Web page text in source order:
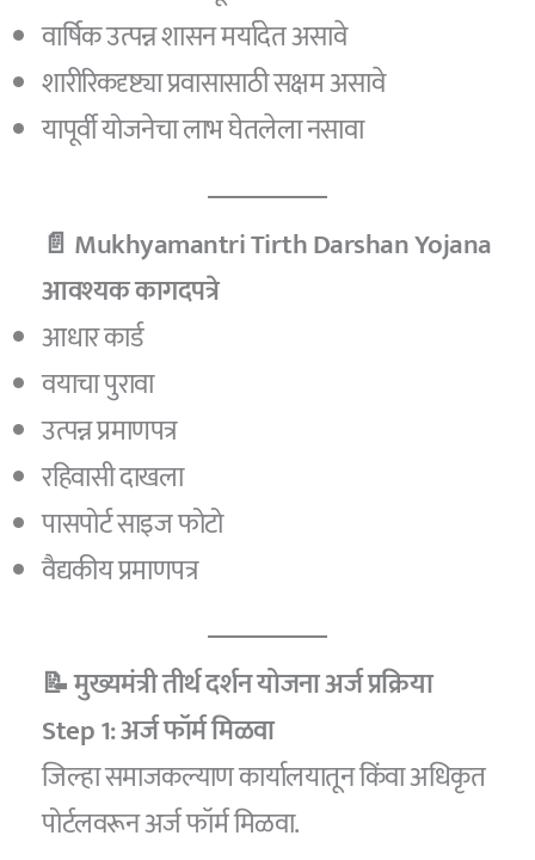
वार्षिक उत्पन्न शासन मर्यादेत असावे
शारीरिकदृष्ट्या प्रवासासाठी सक्षम असावे
यापूर्वी योजनेचा लाभ घेतलेला नसावा
📄 Mukhyamantri Tirth Darshan Yojana
आवश्यक कागदपत्रे
आधार कार्ड
वयाचा पुरावा
उत्पन्न प्रमाणपत्र
रहिवासी दाखला
पासपोर्ट साइज फोटो
वैद्यकीय प्रमाणपत्र
📝 मुख्यमंत्री तीर्थ दर्शन योजना अर्ज प्रक्रिया
Step 1: अर्ज फॉर्म मिळवा
जिल्हा समाजकल्याण कार्यालयातून किंवा अधिकृत
पोर्टलवरून अर्ज फॉर्म मिळवा.